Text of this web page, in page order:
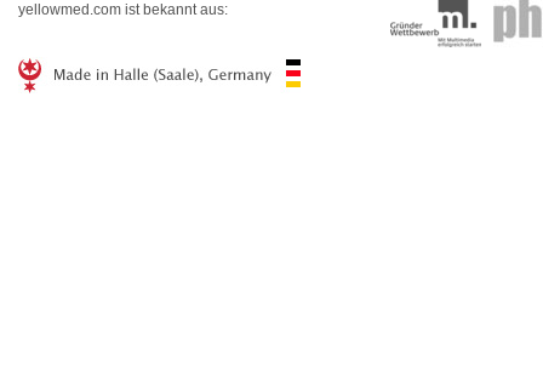
yellowmed.com ist bekannt aus: